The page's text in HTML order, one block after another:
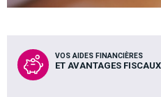
VOS AIDES FINANCIÈRES
ET AVANTAGES FISCAUX